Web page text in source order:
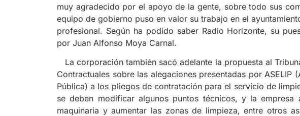
muy agradecido por el apoyo de la gente, sobre todo sus
equipo de gobierno puso en valor su trabajo en el
profesional. Según ha podido saber Radio Horizonte, su
por Juan Alfonso Moya Carnal.
La corporación también sacó adelante la propuesta al
Contractuales sobre las alegaciones presentadas por ASELIP
Pública) a los pliegos de contratación para el servicio de
se deben modificar algunos puntos técnicos, y la empresa
maquinaria y aumentar las zonas de limpieza, entre otros